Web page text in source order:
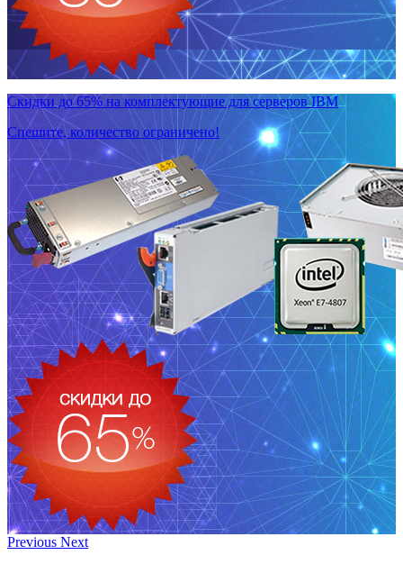
Скидки до 65% на комплектующие для серверов IBM
Спешите, количество ограничено!
Previous Next